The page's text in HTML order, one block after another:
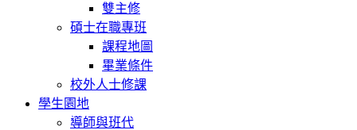
雙主修
碩士在職專班
課程地圖
畢業條件
校外人士修課
學生園地
導師與班代